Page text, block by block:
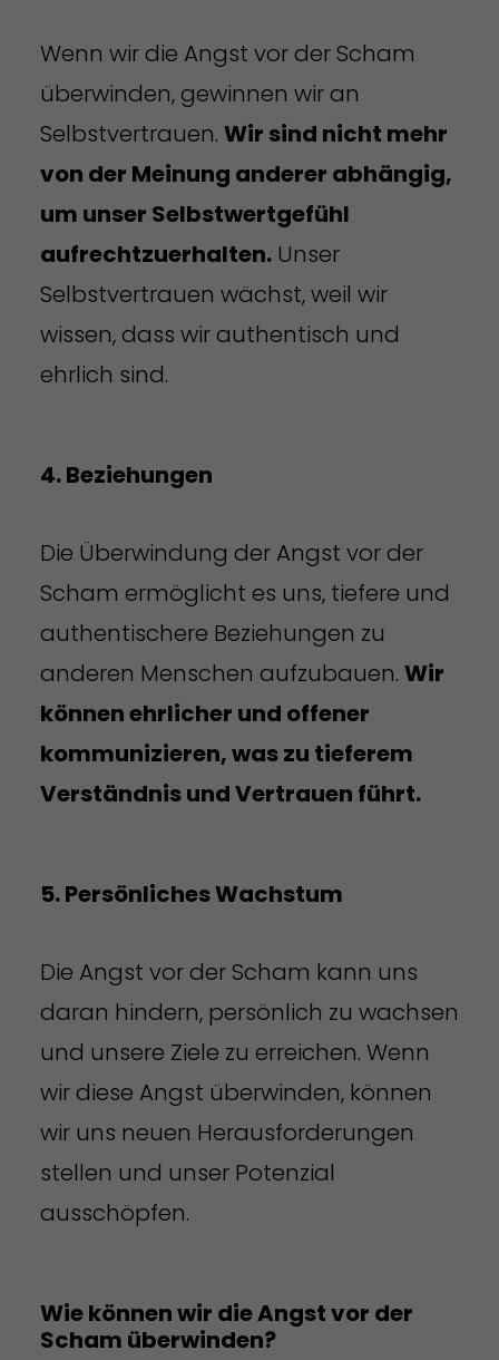
Wenn wir die Angst vor der Scham
überwinden, gewinnen wir an
Selbstvertrauen. Wir sind nicht mehr
von der Meinung anderer abhängig,
um unser Selbstwertgefühl
aufrechtzuerhalten.Unser
Selbstvertrauen wächst, weil wir
wissen, dass wir authentisch und
ehrlich sind.
4. Beziehungen
Die Überwindung der Angst vor der
Scham ermöglicht es uns, tiefere und
authentischere Beziehungen zu
anderen Menschen aufzubauen. Wir
können ehrlicher und offener
kommunizieren, was zu tieferem
Verständnis und Vertrauen führt.
5. Persönliches Wachstum
Die Angst vor der Scham kann uns
daran hindern, persönlich zu wachsen
und unsere Ziele zu erreichen. Wenn
wir diese Angst überwinden, können
wir uns neuen Herausforderungen
stellen und unser Potenzial
ausschöpfen.
Wie können wir die Angst vor der
Scham überwinden?